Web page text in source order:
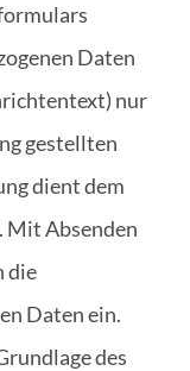
Daten
nur
gestellten
dient dem
Mit Absenden
die
Daten ein.
des